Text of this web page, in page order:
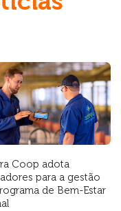
Coop adota
para a gestão
de Bem-Estar